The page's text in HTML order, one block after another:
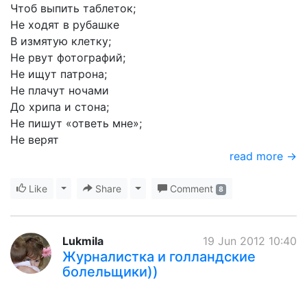
Чтоб выпить таблеток;
Не ходят в рубашке
В измятую клетку;
Не рвут фотографий;
Не ищут патрона;
Не плачут ночами
До хрипа и стона;
Не пишут «ответь мне»;
Не верят
read more →
Like Toggle Dropdown
Share Toggle Dropdown
Comment 8
19 Jun 2012 10:40
Lukmila
Журналистка и голландские
болельщики))